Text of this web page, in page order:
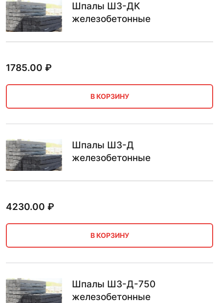
Шпалы Ш3-ДК
железобетонные
1785.00 ₽
В КОРЗИНУ
Шпалы Ш3-Д
железобетонные
4230.00 ₽
В КОРЗИНУ
Шпалы Ш3-Д-750
железобетонные